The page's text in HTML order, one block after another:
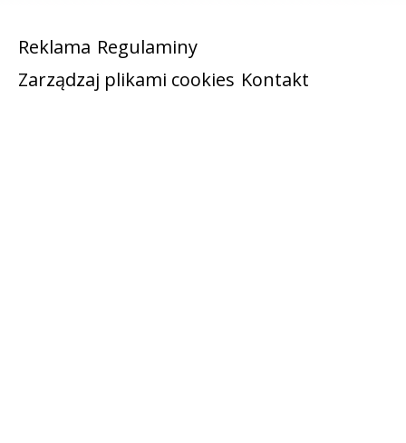
Reklama Regulaminy
Zarządzaj plikami cookies Kontakt